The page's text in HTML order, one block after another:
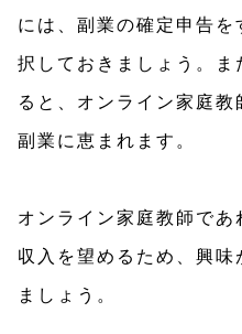
には、副業の確定申告
択しておきましょう。
ると、オンライン家庭
副業に恵まれます。
オンライン家庭教師で
収入を望めるため、興
ましょう。